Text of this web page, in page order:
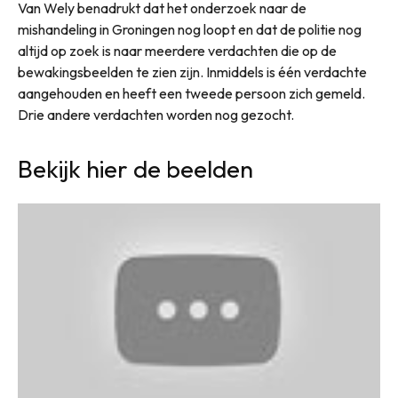
Van Wely benadrukt dat het onderzoek naar de
mishandeling in Groningen nog loopt en dat de politie nog
altijd op zoek is naar meerdere verdachten die op de
bewakingsbeelden te zien zijn. Inmiddels is één verdachte
aangehouden en heeft een tweede persoon zich gemeld.
Drie andere verdachten worden nog gezocht.
Bekijk hier de beelden